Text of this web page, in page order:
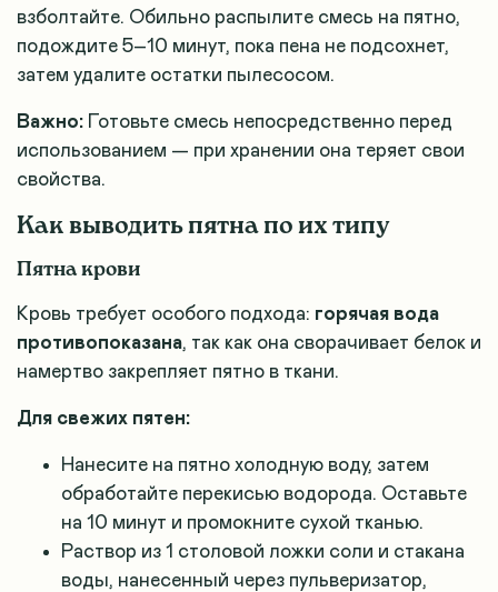
взболтайте. Обильно распылите смесь на пятно,
подождите 5–10 минут, пока пена не подсохнет,
затем удалите остатки пылесосом.
Важно: Готовьте смесь непосредственно перед
использованием — при хранении она теряет свои
свойства.
Как выводить пятна по их типу
Пятна крови
Кровь требует особого подхода: горячая вода
противопоказана, так как она сворачивает белок и
намертво закрепляет пятно в ткани.
Для свежих пятен:
Нанесите на пятно холодную воду, затем
обработайте перекисью водорода. Оставьте
на 10 минут и промокните сухой тканью.
Раствор из 1 столовой ложки соли и стакана
воды, нанесенный через пульверизатор,